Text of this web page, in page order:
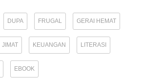
DUPA FRUGAL GERAI HEMAT
JIMAT KEUANGAN LITERASI
EBOOK